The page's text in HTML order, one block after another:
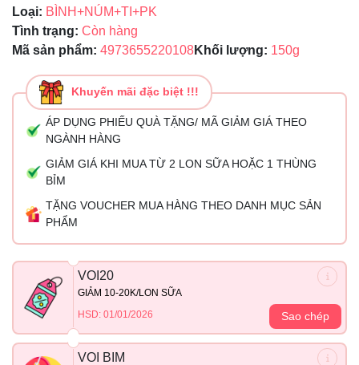
Loại: BÌNH+NÚM+TI+PK
Tình trạng: Còn hàng
Mã sản phẩm: 4973655220108Khối lượng: 150g
Khuyến mãi đặc biệt !!!
ÁP DỤNG PHIẾU QUÀ TẶNG/ MÃ GIẢM GIÁ THEO
NGÀNH HÀNG
GIẢM GIÁ KHI MUA TỪ 2 LON SỮA HOẶC 1 THÙNG
BỈM
TẶNG VOUCHER MUA HÀNG THEO DANH MỤC SẢN
PHẨM
VOI20
GIẢM 10-20K/LON SỮA
HSD: 01/01/2026
Sao chép
VOI BIM